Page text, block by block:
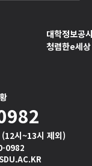
대학정보공
청렴한e세상
시~13시 제외)
0982